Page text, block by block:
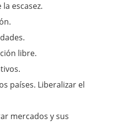
escasez.
libre.
países. Liberalizar el
mercados y sus